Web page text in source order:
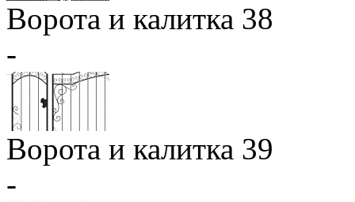
Ворота и калитка 38
-
Ворота и калитка 39
-